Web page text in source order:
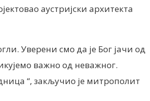
аустријски архитекта
Уверени смо да је Бог јачи од
важно од неважног.
“, закључио је митрополит